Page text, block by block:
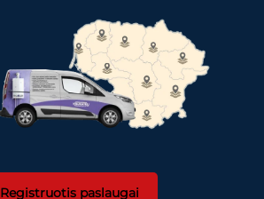
Registruotis paslaugai